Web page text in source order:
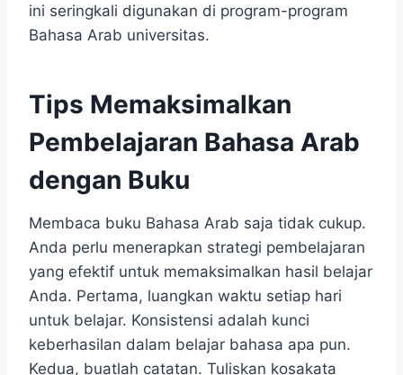
ini seringkali digunakan di program-program
Bahasa Arab universitas.
Tips Memaksimalkan
Pembelajaran Bahasa Arab
dengan Buku
Membaca buku Bahasa Arab saja tidak cukup.
Anda perlu menerapkan strategi pembelajaran
yang efektif untuk memaksimalkan hasil belajar
Anda. Pertama, luangkan waktu setiap hari
untuk belajar. Konsistensi adalah kunci
keberhasilan dalam belajar bahasa apa pun.
Kedua, buatlah catatan. Tuliskan kosakata